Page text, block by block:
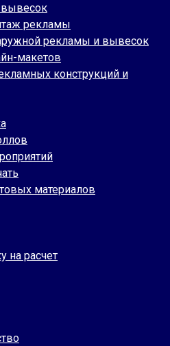
рекламы
рекламы и вывесок
макетов
конструкций и
материалов
на расчет